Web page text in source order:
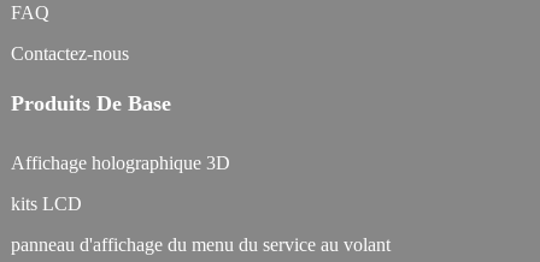
FAQ
Contactez-nous
Produits De Base
Affichage holographique 3D
kits LCD
panneau d'affichage du menu du service au volant